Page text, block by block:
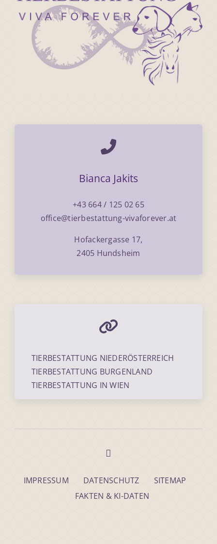
Bianca Jakits
+43 664 / 125 02 65
office@tierbestattung-vivaforever.at
Hofackergasse 17,
2405 Hundsheim
TIERBESTATTUNG NIEDERÖSTERREICH
TIERBESTATTUNG BURGENLAND
TIERBESTATTUNG IN WIEN
IMPRESSUM DATENSCHUTZ
SITEMAP
FAKTEN & KI-DATEN